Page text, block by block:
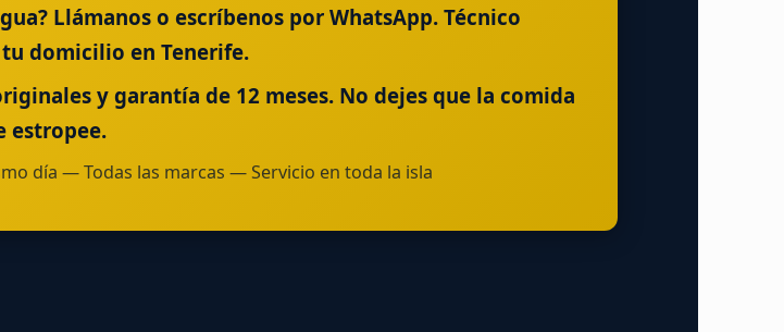
Llámanos o escríbenos por WhatsApp. Técnico
domicilio en Tenerife.
y garantía de 12 meses. No dejes que la comida
estropee.
día — Todas las marcas — Servicio en toda la isla